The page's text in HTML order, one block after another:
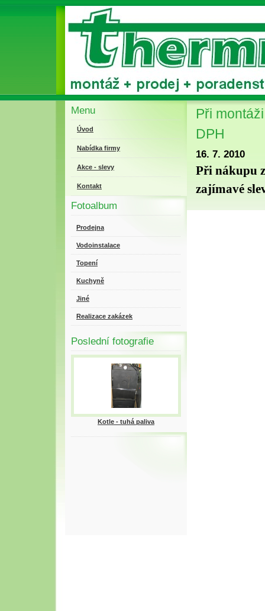
Menu
Úvod
Nabídka firmy
Akce - slevy
Kontakt
Fotoalbum
Prodejna
Vodoinstalace
Topení
Kuchyně
Jiné
Realizace zakázek
Poslední fotografie
Kotle - tuhá paliva
Při
DPH
16. 7. 2010
Při nákupu
zajímavé